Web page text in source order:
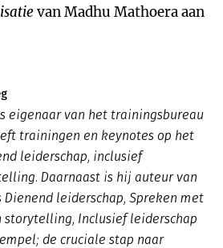
van Madhu Mathoera aan
eigenaar van het trainingsbureau
trainingen en keynotes op het
leiderschap, inclusief
Daarnaast is hij auteur van
Dienend leiderschap, Spreken met
storytelling, Inclusief leiderschap
de cruciale stap naar